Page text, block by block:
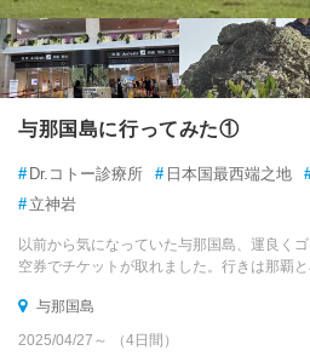
与那国島に行ってみた①
# Dr.コトー診療所 # 日本国最西端之地
# 立神岩
以前から気になっていた与那国島、運良く
空券でチケットが取れました。行きは那覇と
与那国島
2025/04/27～ （4日間）